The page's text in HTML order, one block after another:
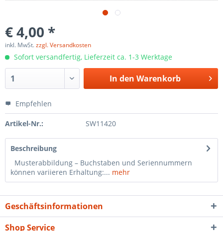
€ 4,00 *
inkl. MwSt.zzgl. Versandkosten
Sofort versandfertig, Lieferzeit ca. 1-3 Werktage
In den Warenkorb
Empfehlen
Artikel-Nr.: SW11420
Beschreibung
Musterabbildung – Buchstaben und Seriennummern
können variieren Erhaltung:... mehr
Geschäftsinformationen
Shop Service